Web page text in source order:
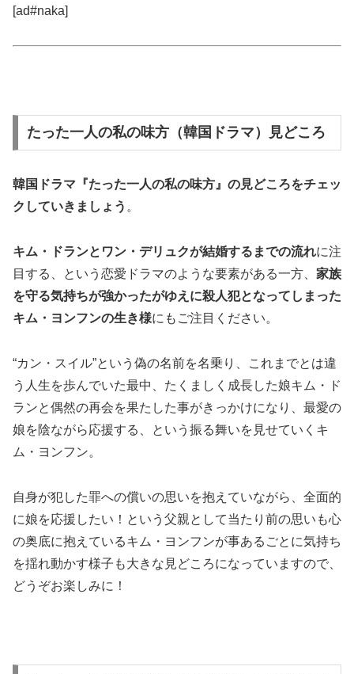
[ad#naka]
たった一人の私の味方（韓国ドラマ）見どころ
韓国ドラマ『たった一人の私の味方』の見どころをチェッ
クしていきましょう 。
キム・ドランとワン・デリュクが結婚するまでの流れに注
目する、という恋愛ドラマのような要素がある一方、 家族
を守る気持ちが強かったがゆえに殺人犯となってしまった
キム・ヨンフンの生き様にもご注目ください。
“カン・スイル”という偽の名前を名乗り、これまでとは違
う人生を歩んでいた最中、たくましく成長した娘キム・ド
ランと偶然の再会を果たした事がきっかけになり、最愛の
娘を陰ながら応援する、という振る舞いを見せていくキ
ム・ヨンフン。
自身が犯した罪への償いの思いを抱えていながら、全面的
に娘を応援したい！という父親として当たり前の思いも心
の奥底に抱えているキム・ヨンフンが事あるごとに気持ち
を揺れ動かす様子も大きな見どころになっていますので、
どうぞお楽しみに！